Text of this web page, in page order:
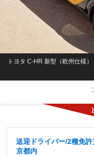
トヨタ C-HR 新型（欧州仕様）
送迎ドライバー/2種免
京都内